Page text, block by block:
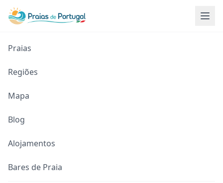
Praias
Regiões
Mapa
Blog
Alojamentos
Bares de Praia